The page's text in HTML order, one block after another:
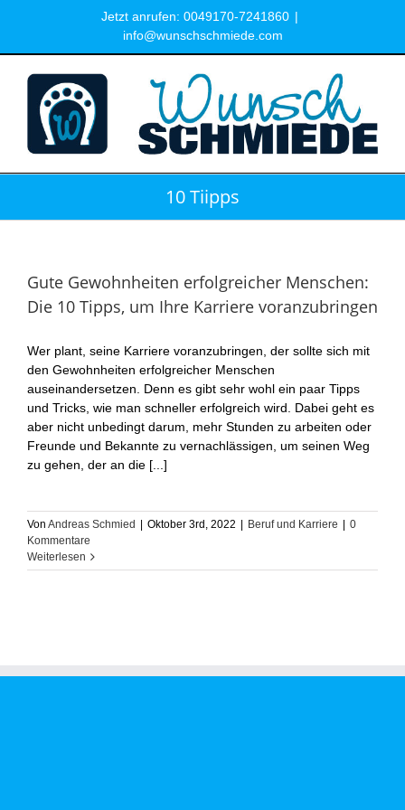
Jetzt anrufen: 0049170-7241860 |
info@wunschschmiede.com
10 Tiipps
Gute Gewohnheiten erfolgreicher Menschen:
Die 10 Tipps, um Ihre Karriere voranzubringen
Wer plant, seine Karriere voranzubringen, der sollte sich mit
den Gewohnheiten erfolgreicher Menschen
auseinandersetzen. Denn es gibt sehr wohl ein paar Tipps
und Tricks, wie man schneller erfolgreich wird. Dabei geht es
aber nicht unbedingt darum, mehr Stunden zu arbeiten oder
Freunde und Bekannte zu vernachlässigen, um seinen Weg
zu gehen, der an die [...]
Von Andreas Schmied | Oktober 3rd, 2022 | Beruf und Karriere | 0
Kommentare
Weiterlesen